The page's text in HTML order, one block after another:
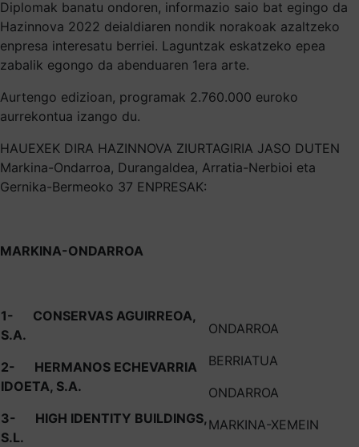
Diplomak banatu ondoren, informazio saio bat egingo da
Hazinnova 2022 deialdiaren nondik norakoak azaltzeko
enpresa interesatu berriei. Laguntzak eskatzeko epea
zabalik egongo da abenduaren 1era arte.
Aurtengo edizioan, programak 2.760.000 euroko
aurrekontua izango du.
HAUEXEK DIRA HAZINNOVA ZIURTAGIRIA JASO DUTEN
Markina-Ondarroa, Durangaldea, Arratia-Nerbioi eta
Gernika-Bermeoko 37 ENPRESAK:
MARKINA-ONDARROA
1- CONSERVAS AGUIRREOA,
S.A.
2- HERMANOS ECHEVARRIA
IDOETA, S.A.
3- HIGH IDENTITY BUILDINGS,
S.L.
ONDARROA
BERRIATUA
ONDARROA
MARKINA-XEMEIN